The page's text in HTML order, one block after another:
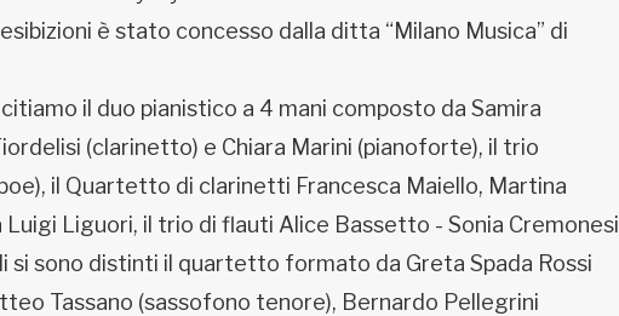
è stato concesso dalla ditta “Milano Musica” di
il duo pianistico a 4 mani composto da Samira
(clarinetto) e Chiara Marini (pianoforte), il trio
il Quartetto di clarinetti Francesca Maiello, Martina
Luigi Liguori, il trio di flauti Alice Bassetto - Sonia Cremonesi
si sono distinti il quartetto formato da Greta Spada Rossi
Tassano (sassofono tenore), Bernardo Pellegrini